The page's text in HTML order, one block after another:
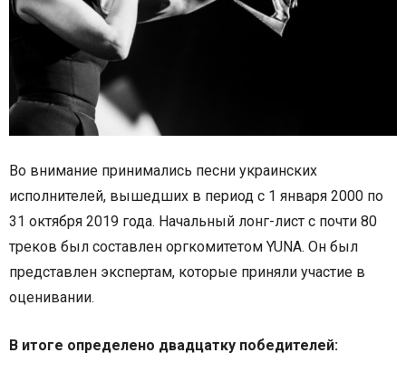
Во внимание принимались песни украинских
исполнителей, вышедших в период с 1 января 2000 по
31 октября 2019 года. Начальный лонг-лист с почти 80
треков был составлен оргкомитетом YUNA. Он был
представлен экспертам, которые приняли участие в
оценивании.
В итоге определено двадцатку победителей: